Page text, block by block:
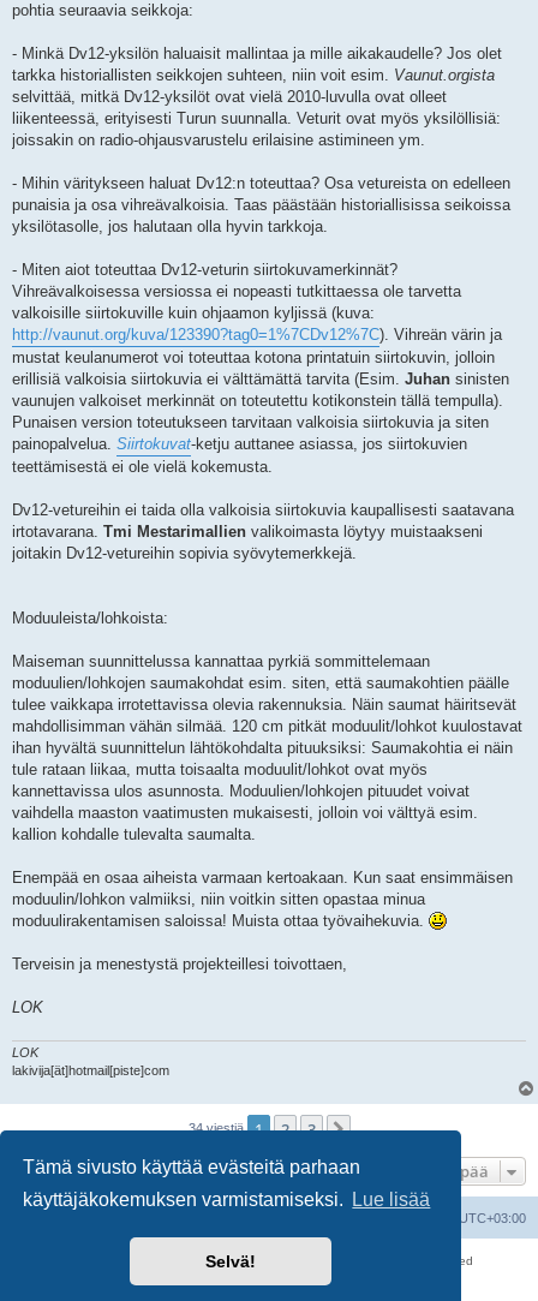
Tämä sivusto käyttää evästeitä parhaan
käyttäjäkokemuksen varmistamiseksi.
Lue lisää
Selvä!
pohtia seuraavia seikkoja:
- Minkä Dv12-yksilön haluaisit mallintaa ja mille aikakaudelle? Jos olet
tarkka historiallisten seikkojen suhteen, niin voit esim. Vaunut.orgista
selvittää, mitkä Dv12-yksilöt ovat vielä 2010-luvulla ovat olleet
liikenteessä, erityisesti Turun suunnalla. Veturit ovat myös yksilöllisiä:
joissakin on radio-ohjausvarustelu erilaisine astimineen ym.
- Mihin väritykseen haluat Dv12:n toteuttaa? Osa vetureista on edelleen
punaisia ja osa vihreävalkoisia. Taas päästään historiallisissa seikoissa
yksilötasolle, jos halutaan olla hyvin tarkkoja.
- Miten aiot toteuttaa Dv12-veturin siirtokuvamerkinnät?
Vihreävalkoisessa versiossa ei nopeasti tutkittaessa ole tarvetta
valkoisille siirtokuville kuin ohjaamon kyljissä (kuva:
http://vaunut.org/kuva/123390?tag0=1%7CDv12%7C). Vihreän värin ja
mustat keulanumerot voi toteuttaa kotona printatuin siirtokuvin, jolloin
erillisiä valkoisia siirtokuvia ei välttämättä tarvita (Esim. Juhan sinisten
vaunujen valkoiset merkinnät on toteutettu kotikonstein tällä tempulla).
Punaisen version toteutukseen tarvitaan valkoisia siirtokuvia ja siten
painopalvelua. Siirtokuvat-ketju auttanee asiassa, jos siirtokuvien
teettämisestä ei ole vielä kokemusta.
Dv12-vetureihin ei taida olla valkoisia siirtokuvia kaupallisesti saatavana
irtotavarana. Tmi Mestarimallien valikoimasta löytyy muistaakseni
joitakin Dv12-vetureihin sopivia syövytemerkkejä.
Moduuleista/lohkoista:
Maiseman suunnittelussa kannattaa pyrkiä sommittelemaan
moduulien/lohkojen saumakohdat esim. siten, että saumakohtien päälle
tulee vaikkapa irrotettavissa olevia rakennuksia. Näin saumat häiritsevät
mahdollisimman vähän silmää. 120 cm pitkät moduulit/lohkot kuulostavat
ihan hyvältä suunnittelun lähtökohdalta pituuksiksi: Saumakohtia ei näin
tule rataan liikaa, mutta toisaalta moduulit/lohkot ovat myös
kannettavissa ulos asunnosta. Moduulien/lohkojen pituudet voivat
vaihdella maaston vaatimusten mukaisesti, jolloin voi välttyä esim.
kallion kohdalle tulevalta saumalta.
Enempää en osaa aiheista varmaan kertoakaan. Kun saat ensimmäisen
moduulin/lohkon valmiiksi, niin voitkin sitten opastaa minua
moduulirakentamisen saloissa! Muista ottaa työvaihekuvia.
Terveisin ja menestystä projekteillesi toivottaen,
LOK
LOK
lakivija[ät]hotmail[piste]com
34 viestiä 1 2 3
Seuraava
Hyppää
UTC+03:00
Keskustelufoorumin ohjelmistophpBB
® Forum Software © phpBB Limited
Käännös: phpBB Suomi (lurttinen, harritapio, Pettis)